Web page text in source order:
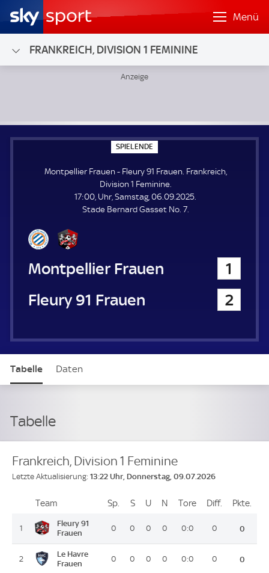
Menü
FRANKREICH, DIVISION 1 FEMININE
SPIELENDE
P
E
L
E
N
E
Montpellier Frauen - Fleury 91 Frauen. Frankreich,
Division 1 Feminine.
17:00, Uhr, Samstag, 06.09.2025.
Stade Bernard Gasset No. 7.
Montpellier Frauen
1
Fleury 91 Frauen
2
Tabelle Daten
Tabelle
Frankreich, Division 1 Feminine
Letzte Aktualisierung: 13:22 Uhr, Donnerstag, 09.07.2026
PlatzTeam Sp. Spiele
SSiege
U Unentschieden
N Niederlagen
Tore ToreDiff. Differenz
Pkte.
1
Fleury 91
Frauen
0 0 0 0 0:0 0 0
2
Le Havre
Frauen
0 0 0 0 0:0 0 0